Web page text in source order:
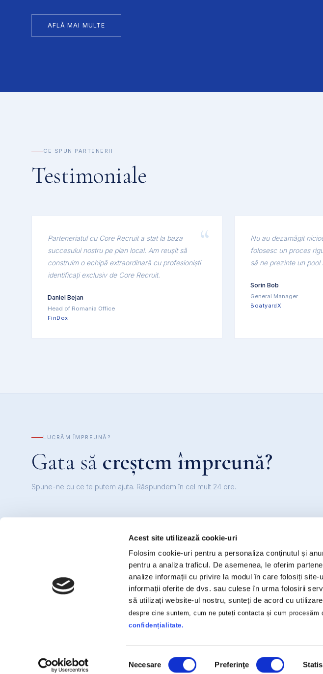
Acest site utilizează cookie-uri
Folosim cookie-uri pentru a personaliza conținutul și
pentru a analiza traficul. De asemenea, le oferim
analize informații cu privire la modul în care folosiți
informații oferite de dvs. sau culese în urma folosirii
să utilizați website-ul nostru, sunteți de acord cu
despre cine suntem, cum ne puteți contacta și cum procesăm
confidențialitate.
consimțământului
Necesare Preferinţe
AFLĂ MAI MULTE
CE SPUN PARTENERII
Testimoniale
Parteneriatul cu Core Recruit a stat la baza
succesului nostru pe plan local. Am reușit să
construim o echipă extraordinară cu profesioniști
identificați exclusiv de Core Recruit.
Daniel Bejan
Head of Romania Office
FinDox
Nu au dezamăgit
folosesc un proces
să ne prezinte un pool
Sorin Bob
General Manager
BoatyardX
LUCRĂM ÎMPREUNĂ?
Gata să creștem împreună?
Spune-ne cu ce te putem ajuta. Răspundem în cel mult 24 ore.
NAVIGARE
Acasă
Despre
Servicii
Cariere